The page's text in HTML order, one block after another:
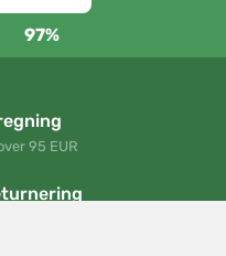
97%
95 EUR
ordre når som helst inden for